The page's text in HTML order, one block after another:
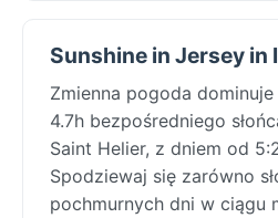
Sunshine in Jersey in
Zmienna pogoda
4.7h bezpośredniego
Saint Helier, z dniem od
Spodziewaj się zarówno
pochmurnych dni w ciągu